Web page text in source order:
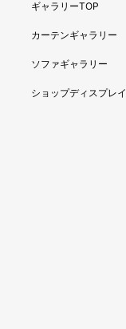
ギャラリーTOP
カーテンギャラリー
ソファギャラリー
ショップディスプレイ